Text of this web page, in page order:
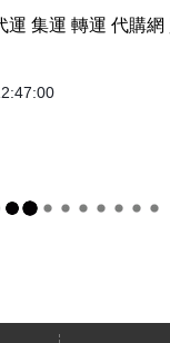
運 集運 轉運 代購網